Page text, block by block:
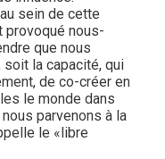
sein de cette
provoqué nous-
que nous
la capacité, qui
de co-créer en
le monde dans
parvenons à la
le «libre